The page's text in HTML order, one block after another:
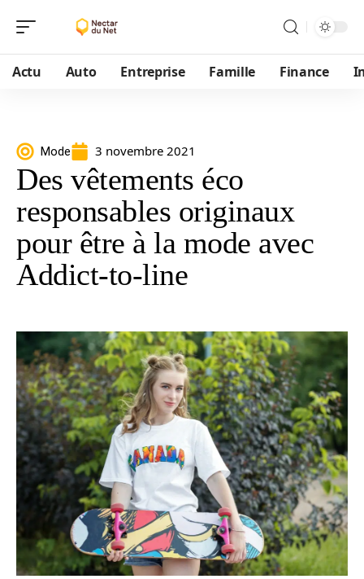
Actu Auto Entreprise Famille Finance
Mode 3 novembre 2021
Des vêtements éco
responsables originaux
pour être à la mode avec
Addict-to-line